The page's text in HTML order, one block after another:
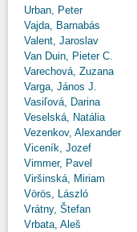
Urban, Peter
Vajda, Barnabás
Valent, Jaroslav
Van Duin, Pieter C.
Varechová, Zuzana
Varga, János J.
Vasiľová, Darina
Veselská, Natália
Vezenkov, Alexander
Viceník, Jozef
Vimmer, Pavel
Viršinská, Miriam
Vörös, László
Vrátny, Štefan
Vrbata, Aleš